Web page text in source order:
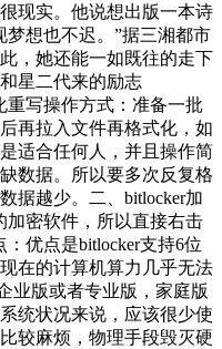
现实。他说想出版一本诗
想也不迟。”据三湘都市
，她还能一如既往的走下
星二代来的励志
重写操作方式：准备一批
再拉入文件再格式化，如
适合任何人，并且操作简
数据。所以要多次反复格
据越少。二、bitlocker加
加密软件，所以直接右击
优点是bitlocker支持6位
在的计算机算力几乎无法
业版或者专业版，家庭版
统状况来说，应该很少使
较麻烦，物理手段毁灭硬